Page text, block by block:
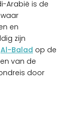
Arabië is de
en
zijn
Al-Balad op de
van de
door